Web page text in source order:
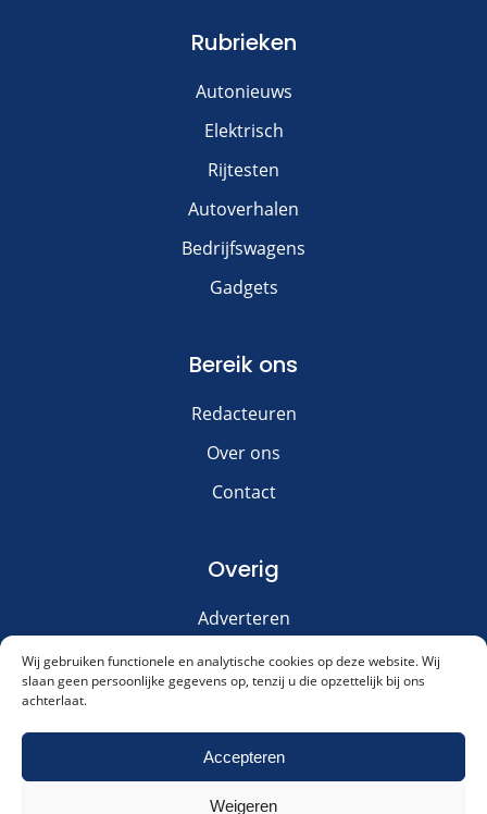
Wij gebruiken functionele en analytische cookies op deze website. Wij
slaan geen persoonlijke gegevens op, tenzij u die opzettelijk bij ons
achterlaat.
Accepteren
Weigeren
Rubrieken
Autonieuws
Elektrisch
Rijtesten
Autoverhalen
Bedrijfswagens
Gadgets
Bereik ons
Redacteuren
Over ons
Contact
Overig
Adverteren
Disclaimer
Privacy & Cookies
Meld je aan voor onze nieuwsbrief!